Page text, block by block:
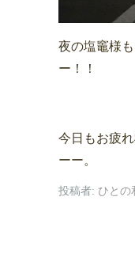
夜の塩竈様
ー！！
今日もお疲
ーー。
投稿者: ひとの